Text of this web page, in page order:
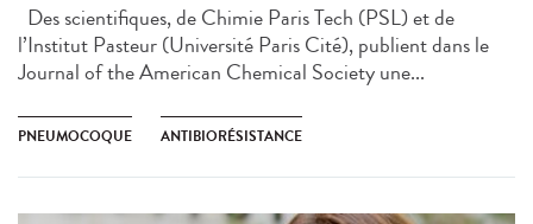
Des scientifiques, de Chimie Paris Tech (PSL) et de
l’Institut Pasteur (Université Paris Cité), publient dans le
Journal of the American Chemical Society une...
PNEUMOCOQUE ANTIBIORÉSISTANCE